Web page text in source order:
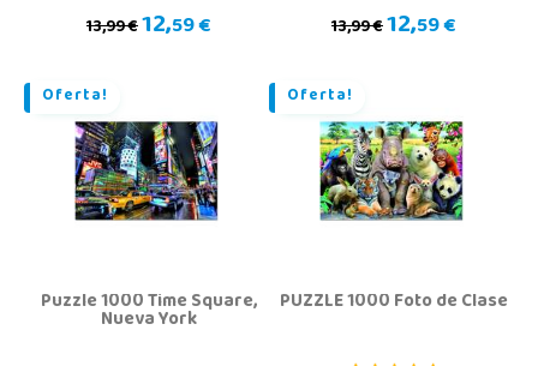
13,99 €12,59 € 13,99 €12,59 €
Oferta!
Puzzle 1000 Time Square,
Nueva York
Oferta!
PUZZLE 1000 Foto de Clase